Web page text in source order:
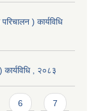
) कार्यविधि
कार्यविधि , २०८३
6 7